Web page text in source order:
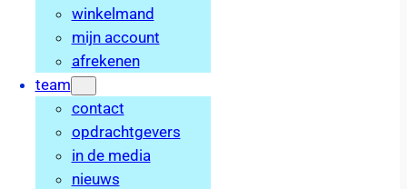
winkelmand
mijn account
afrekenen
team
contact
opdrachtgevers
in de media
nieuws